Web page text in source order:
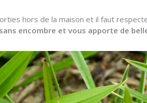
hors de la maison et il faut
encombre et vous apporte de